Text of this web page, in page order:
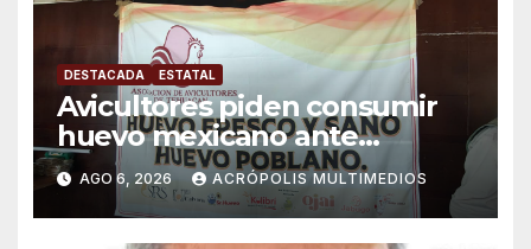
DESTACADA ESTATAL
Avicultores piden consumir
huevo mexicano ante
importaciones
AGO 6, 2026 ACRÓPOLIS MULTIMEDIOS